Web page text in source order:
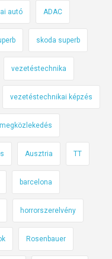
autó ADAC
skoda superb
vezetéstechnika
vezetéstechnikai képzés
Ausztria TT
barcelona
horrorszerelvény
Rosenbauer